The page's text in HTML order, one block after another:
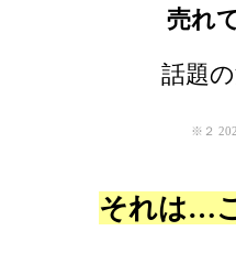
売れ
話題の
※２
それは…